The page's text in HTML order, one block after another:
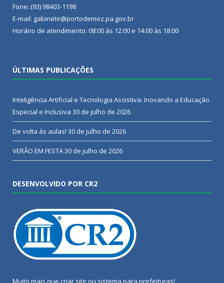
Fone: (93) 98403-1198
E-mail: gabinete@portodemoz.pa.gov.br
Horário de atendimento: 08:00 às 12:00 e 14:00 às 18:00
ÚLTIMAS PUBLICAÇÕES
Inteligência Artificial e Tecnologia Assistiva: Inovando a Educação
Especial e Inclusiva 30 de julho de 2026
De volta às aulas! 30 de julho de 2026
VERÃO EM FESTA30 de julho de 2026
DESENVOLVIDO POR CR2
Muito mais que criar site ou sistema para prefeituras!